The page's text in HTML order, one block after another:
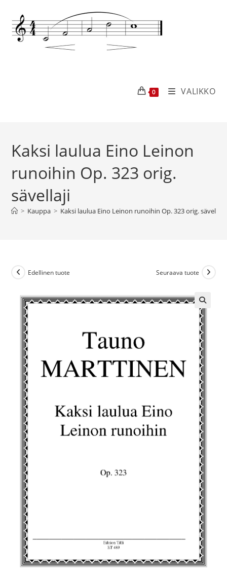
0 VALIKKO
Kaksi laulua Eino Leinon
runoihin Op. 323 orig.
sävellaji
> Kauppa > Kaksi laulua Eino Leinon runoihin Op. 323 orig. sävellaji
Edellinen tuote Seuraava tuote